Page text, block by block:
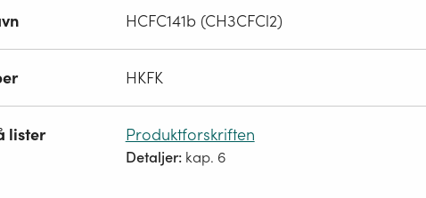
HCFC141b (CH3CFCl2)
HKFK
lister Produktforskriften
Detaljer: kap. 6